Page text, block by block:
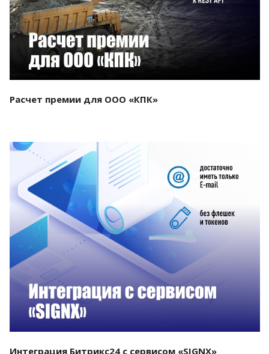
Расчет премии для ООО «КПК»
Смотреть проект
Интеграция Битрикс24 с сервисом «SIGNX»